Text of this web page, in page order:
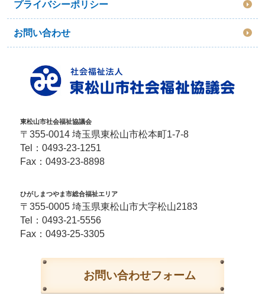
プライバシーポリシー
お問い合わせ
東松山市社会福祉協議会
〒355-0014 埼玉県東松山市松本町1-7-8
Tel： 0493-23-1251
Fax：0493-23-8898
ひがしまつやま市総合福祉エリア
〒355-0005 埼玉県東松山市大字松山2183
Tel： 0493-21-5556
Fax：0493-25-3305
お問い合わせフォーム